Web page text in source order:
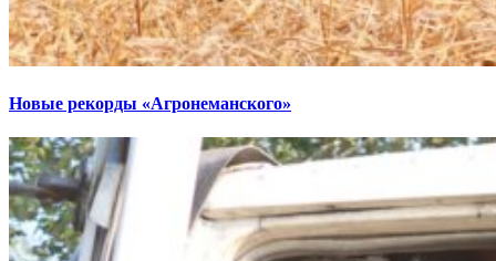
Новые рекорды «Агронеманского»